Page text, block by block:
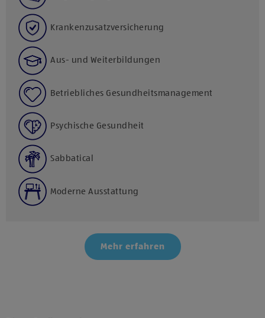
Krankenzusatzversicherung
Aus- und Weiterbildungen
Betriebliches Gesundheitsmanagement
Psychische Gesundheit
Sabbatical
Moderne Ausstattung
Mehr erfahren